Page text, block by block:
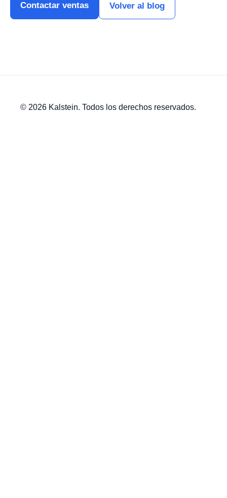
Contactar ventas Volver al blog
© 2026 Kalstein. Todos los derechos reservados.